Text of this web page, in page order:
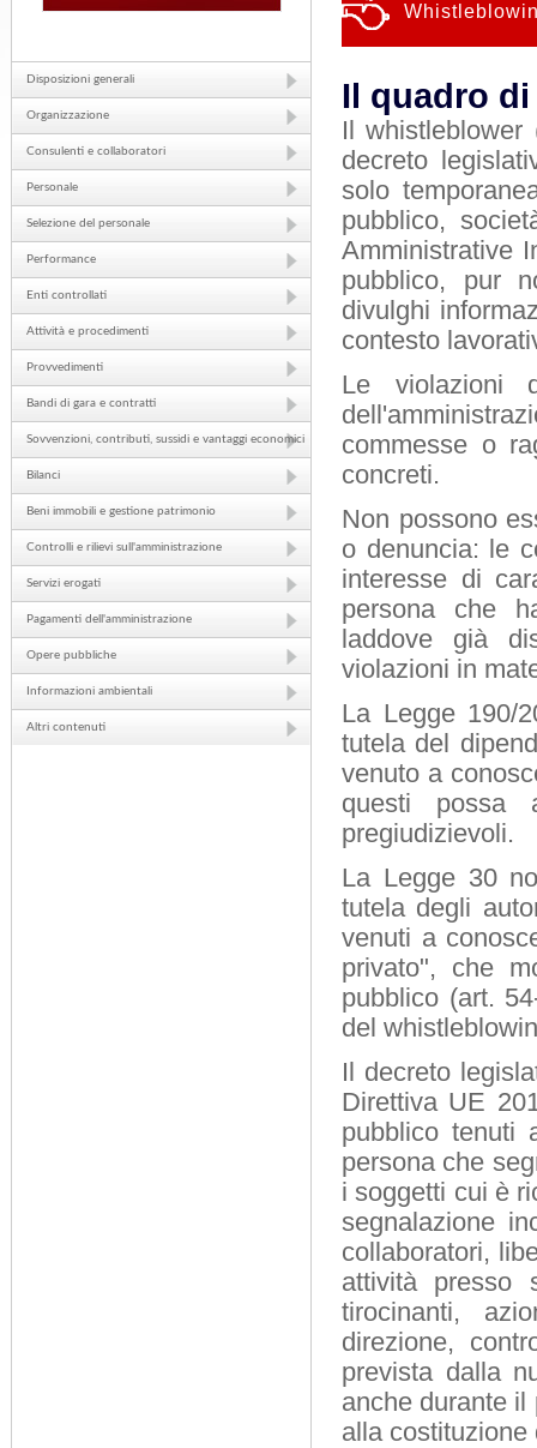
Disposizioni generali
Organizzazione
Consulenti e collaboratori
Personale
Selezione del personale
Performance
Enti controllati
Attività e procedimenti
Provvedimenti
Bandi di gara e contratti
Sovvenzioni, contributi, sussidi e vantaggi economici
Bilanci
Beni immobili e gestione patrimonio
Controlli e rilievi sull'amministrazione
Servizi erogati
Pagamenti dell'amministrazione
Opere pubbliche
Informazioni ambientali
Altri contenuti
Il quadro
Il whistleblower
decreto
solo
pubblico,
Amministrative
pubblico, pur
divulghi
contesto
Le violazioni
commesse o
concreti.
Non possono
o denuncia: le
interesse di
persona che
laddove già
violazioni in
La Legge 190/
tutela del
venuto a
questi possa
pregiudizievoli.
La Legge 30
tutela degli
venuti a
privato", che
pubblico (art.
del
Il decreto
Direttiva UE
pubblico tenuti
persona che
i soggetti cui è
segnalazione
collaboratori,
attività presso
tirocinanti,
direzione,
prevista dalla
anche durante il
alla